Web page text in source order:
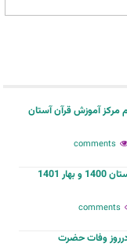
مرکز آموزش قرآن آستان
نودوچهارمین اختتامیه دوره زمستان 1400 و بهار 1401
درروز وفات حضرت